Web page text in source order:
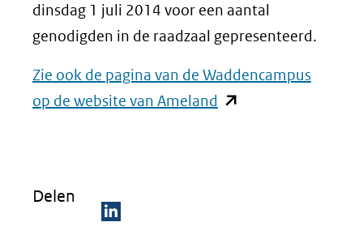
dinsdag 1 juli 2014 voor een aantal
genodigden in de raadzaal gepresenteerd.
Zie ook de pagina van de Waddencampus
op de website van Ameland (opent
Delen